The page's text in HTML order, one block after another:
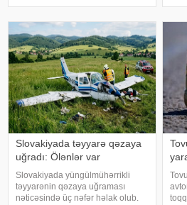
yolunun Püstəqasım kəndi
ərazisindən keçən hissəsində
qeydə alınıb. İlkin məlumata
əsasən, UAZ markal
Slovakiyada təyyarə qəzaya
uğradı: Ölənlər var
Slovakiyada yüngülmühərrikli
təyyarənin qəzaya uğraması
nəticəsində üç nəfər həlak olub.